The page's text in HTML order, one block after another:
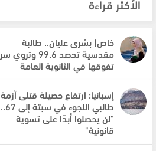
الأكثر قراءة
خاص| بشرى عليان.. طالبة
مقدسية تحصد 99.6 وتروي سر
تفوقها في الثانوية العامة
إسبانيا: ارتفاع حصيلة قتلى أزمة
طالبي اللجوء في سبتة إلى 67..
"لن يحصلوا أبدًا على تسوية
قانونية"